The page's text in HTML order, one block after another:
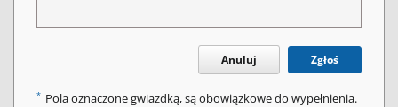
Anuluj Zgłoś
* Pola oznaczone gwiazdką, są obowiązkowe do wypełnienia.